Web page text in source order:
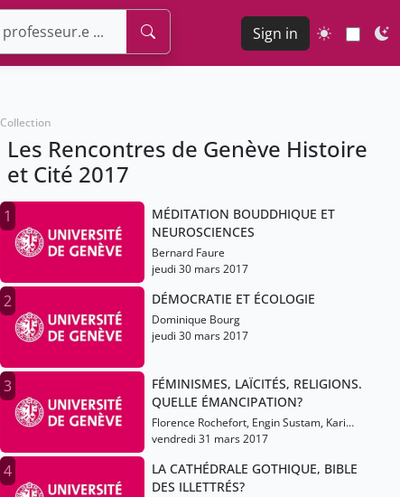
Sign in
Collection
Les Rencontres de Genève Histoire
et Cité 2017
1
MÉDITATION BOUDDHIQUE ET
NEUROSCIENCES
Bernard Faure
jeudi 30 mars 2017
2 DÉMOCRATIE ET ÉCOLOGIE
Dominique Bourg
jeudi 30 mars 2017
3
FÉMINISMES, LAÏCITÉS, RELIGIONS.
QUELLE ÉMANCIPATION?
Florence Rochefort, Engin Sustam, Karima
Ramdani
vendredi 31 mars 2017
4
LA CATHÉDRALE GOTHIQUE, BIBLE
DES ILLETTRÉS?